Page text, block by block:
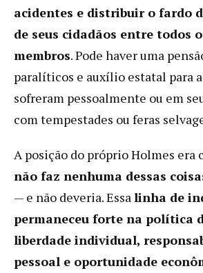
acidentes e distribuir o fardo
de seus cidadãos entre todos
membros. Pode haver uma
paralíticos e auxílio estatal para
sofreram pessoalmente ou em
com tempestades ou feras
A posição do próprio Holmes era
não faz nenhuma dessas
— e não deveria. Essalinha de
permaneceu forte na política
liberdade individual,
pessoal e oportunidade